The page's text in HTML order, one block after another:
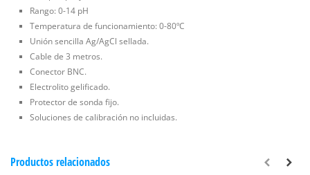
Rango: 0-14 pH
Temperatura de funcionamiento: 0-80ºC
Unión sencilla Ag/AgCl sellada.
Cable de 3 metros.
Conector BNC.
Electrolito gelificado.
Protector de sonda fijo.
Soluciones de calibración no incluidas.
Productos relacionados